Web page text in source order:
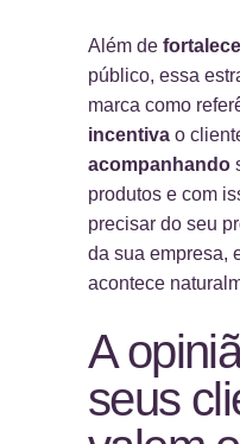
Além de
público, essa
marca como
incentiva o
acompanhando
produtos e com
precisar do seu
da sua empresa,
acontece
A
seus